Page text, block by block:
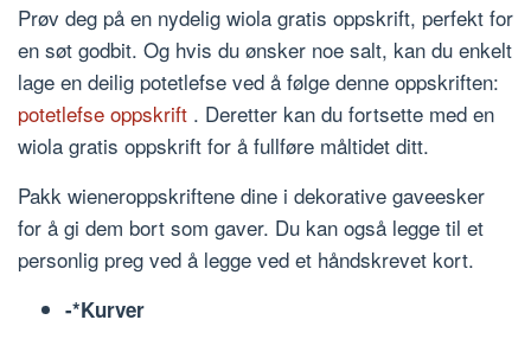
Prøv deg på en nydelig wiola gratis oppskrift, perfekt for
en søt godbit. Og hvis du ønsker noe salt, kan du enkelt
lage en deilig potetlefse ved å følge denne oppskriften:
potetlefse oppskrift . Deretter kan du fortsette med en
wiola gratis oppskrift for å fullføre måltidet ditt.
Pakk wieneroppskriftene dine i dekorative gaveesker
for å gi dem bort som gaver. Du kan også legge til et
personlig preg ved å legge ved et håndskrevet kort.
-*Kurver